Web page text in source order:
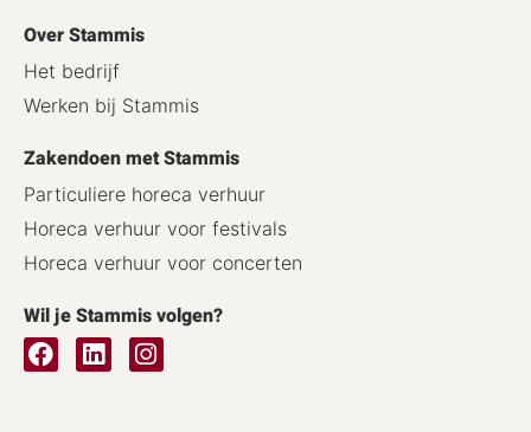
Over Stammis
Het bedrijf
Werken bij Stammis
Zakendoen met Stammis
Particuliere horeca verhuur
Horeca verhuur voor festivals
Horeca verhuur voor concerten
Wil je Stammis volgen?